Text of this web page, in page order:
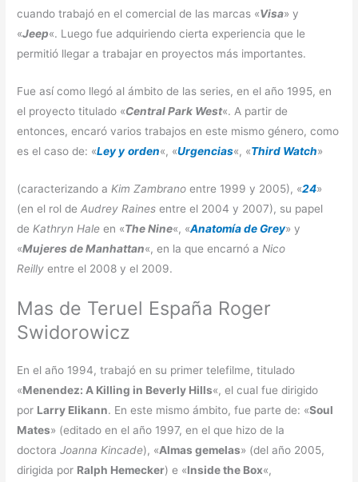
cuando trabajó en el comercial de las marcas «Visa» y
«Jeep«. Luego fue adquiriendo cierta experiencia que le
permitió llegar a trabajar en proyectos más importantes.
Fue así como llegó al ámbito de las series, en el año 1995, en
el proyecto titulado «CentralPark West«. A partir de
entonces, encaró varios trabajos en este mismo género, como
es el caso de: «Ley y orden«, «Urgencias«, «Third Watch»
(caracterizando a Kim Zambrano entre 1999 y 2005), «24»
(en el rol deAudrey Raines entre el 2004 y 2007), su papel
de Kathryn Hale en «TheNine«, «Anatomía de Grey» y
«Mujeres de Manhattan«, en la que encarnó a Nico
Reilly entre el 2008 y el 2009.
Mas de Teruel España Roger
Swidorowicz
En el año 1994, trabajó en su primer telefilme, titulado
«Menendez: A Killing in Beverly Hills«, el cual fue dirigido
por Larry Elikann. En este mismo ámbito, fue parte de: «Soul
Mates» (editado en el año 1997, en el que hizo de la
doctoraJoanna Kincade), «Almas gemelas» (del año 2005,
dirigida por Ralph Hemecker) e «Inside the Box«,